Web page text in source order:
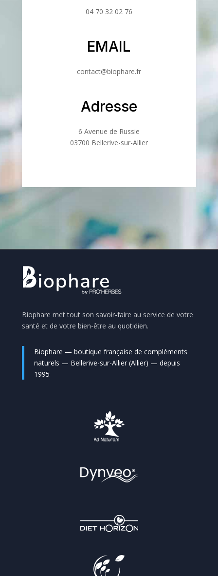
04 70 32 02 76
EMAIL
contact@biophare.fr
Adresse
6 Avenue de Russie
03700 Bellerive-sur-Allier
Biophare met tout son savoir-faire au service de votre
santé et de votre bien-être au quotidien.
Biophare — boutique française de compléments
naturels — Bellerive-sur-Allier (Allier) — depuis
1995